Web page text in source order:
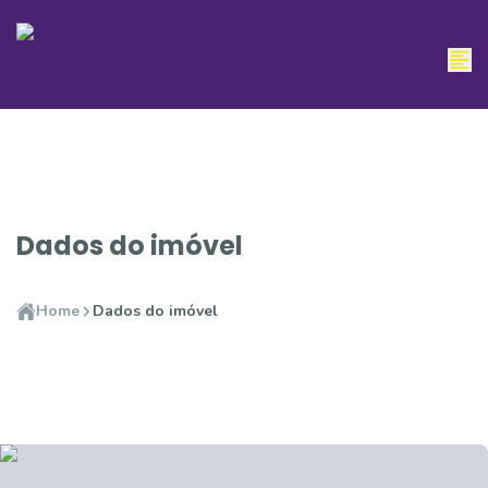
Dados do imóvel
Home Dados do imóvel